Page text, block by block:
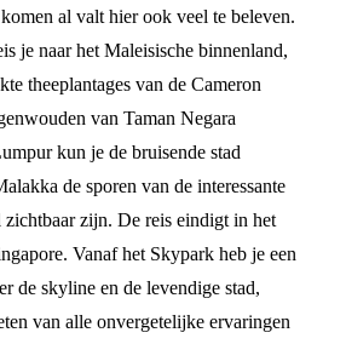
al valt hier ook veel te beleven.
je naar het Maleisische binnenland,
theeplantages van de Cameron
van Taman Negara
kun je de bruisende stad
de sporen van de interessante
zichtbaar zijn. De reis eindigt in het
Vanaf het Skypark heb je een
de skyline en de levendige stad,
van alle onvergetelijke ervaringen